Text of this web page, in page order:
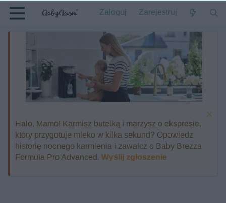
Zaloguj Zarejestruj
Halo, Mamo! Karmisz butelką i marzysz o ekspresie,
który przygotuje mleko w kilka sekund? Opowiedz
historię nocnego karmienia i zawalcz o Baby Brezza
Formula Pro Advanced. Wyślij zgłoszenie